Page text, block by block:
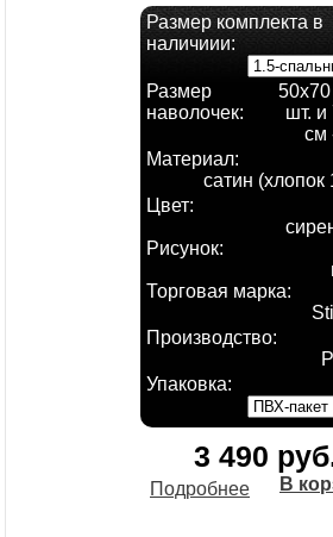
Размер комплекта в
наличиии:
Размер
наволочек:
шт. и
см
Материал:
сатин (хлопок
Цвет:
Рисунок:
Торговая марка:
Производство:
Упаковка:
3 490
Подробнее В